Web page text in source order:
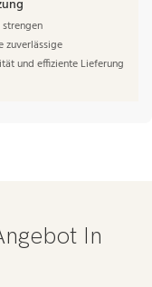
zuverlässige
und effiziente Lieferung
In